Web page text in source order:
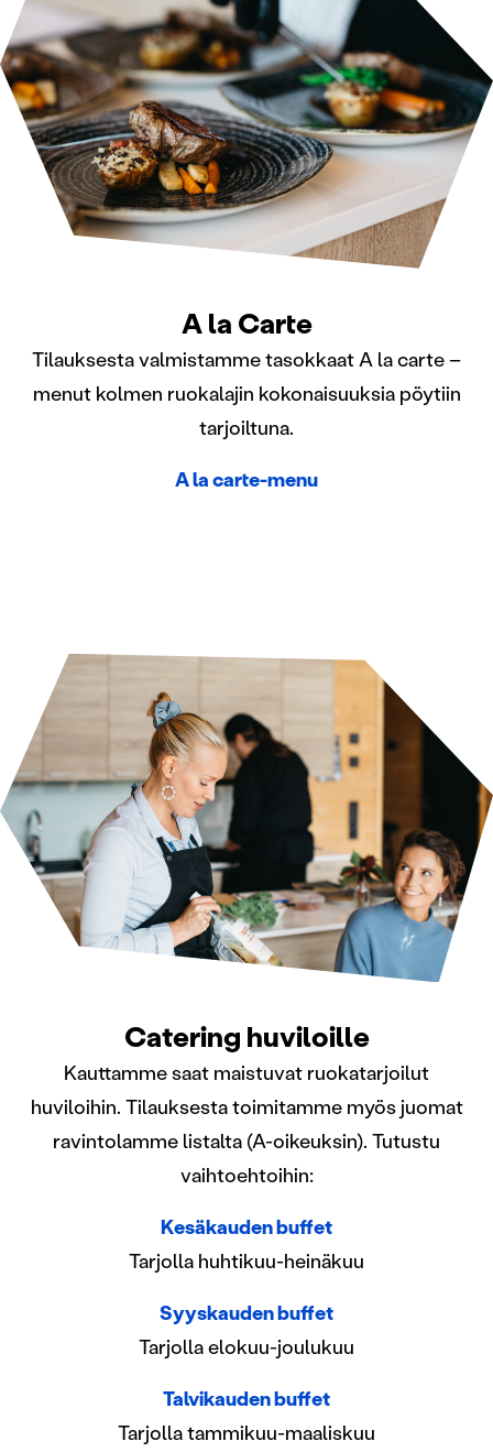
A la Carte
Tilauksesta valmistamme tasokkaat A la carte –
menut kolmen ruokalajin kokonaisuuksia pöytiin
tarjoiltuna.
A la carte-menu
Catering huviloille
Kauttamme saat maistuvat ruokatarjoilut
huviloihin. Tilauksesta toimitamme myös juomat
ravintolamme listalta (A-oikeuksin). Tutustu
vaihtoehtoihin:
Kesäkauden buffet
Tarjolla huhtikuu-heinäkuu
Syyskauden buffet
Tarjolla elokuu-joulukuu
Talvikauden buffet
Tarjolla tammikuu-maaliskuu